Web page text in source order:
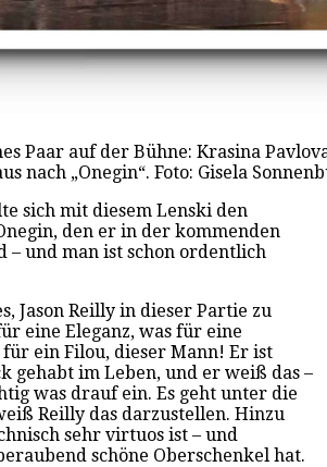
Paar auf der Bühne: Krasina
nach „Onegin“. Foto: Gisela
sich mit diesem Lenski den
den er in der kommenden
– und man ist schon ordentlich
Jason Reilly in dieser Partie zu
eine Eleganz, was für eine
für ein Filou, dieser Mann! Er ist
gehabt im Leben, und er weiß das –
was drauf ein. Es geht unter die
Reilly das darzustellen. Hinzu
sehr virtuos ist – und
schöne Oberschenkel hat.